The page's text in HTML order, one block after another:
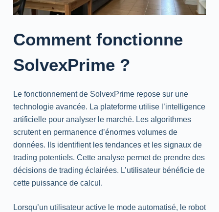
Comment fonctionne
SolvexPrime ?
Le fonctionnement de SolvexPrime repose sur une
technologie avancée. La plateforme utilise l’intelligence
artificielle pour analyser le marché. Les algorithmes
scrutent en permanence d’énormes volumes de
données. Ils identifient les tendances et les signaux de
trading potentiels. Cette analyse permet de prendre des
décisions de trading éclairées. L’utilisateur bénéficie de
cette puissance de calcul.
Lorsqu’un utilisateur active le mode automatisé, le robot